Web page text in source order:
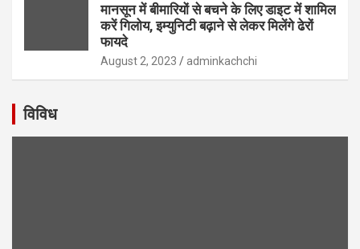
मानसून में बीमारियों से बचने के लिए डाइट में शामिल
करें गिलोय, इम्युनिटी बढ़ाने से लेकर मिलेंगे ढेरों
फायदे
August 2, 2023 adminkachchi
विविध